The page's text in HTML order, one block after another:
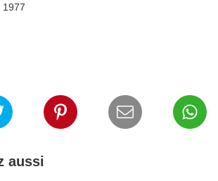
1977
aussi